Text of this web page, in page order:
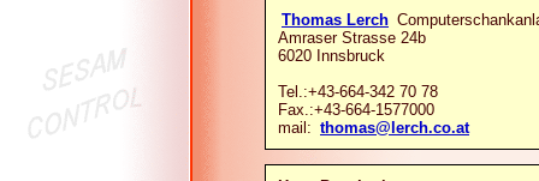
Thomas Lerch
Amraser Strasse 24b
6020 Innsbruck
Tel.:+43-664-342 70 78
Fax.:+43-664-1577000
mail: thomas@lerch.co.at